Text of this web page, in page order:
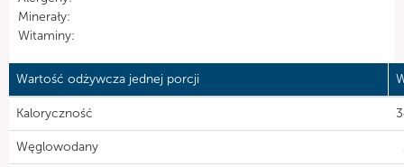
Minerały:
Witaminy:
Wartość odżywcza jednej porcji
Kaloryczność
Węglowodany